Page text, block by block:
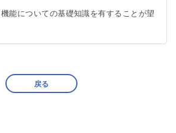
能についての基礎知識を有することが望
戻る